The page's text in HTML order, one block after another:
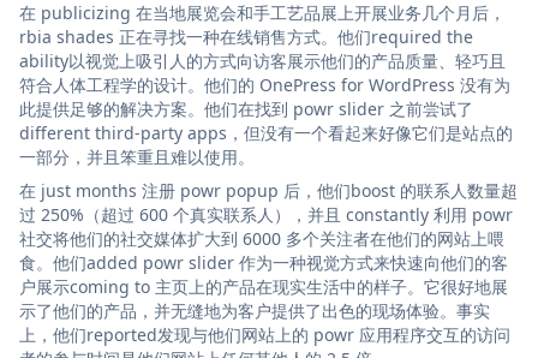
在 publicizing 在当地展览会和手工艺品展上开展业务几个月后，
rbia shades 正在寻找一种在线销售方式。他们required the
ability以视觉上吸引人的方式向访客展示他们的产品质量、轻巧且
符合人体工程学的设计。他们的 OnePress for WordPress 没有为
此提供足够的解决方案。他们在找到 powr slider 之前尝试了
different third-party apps，但没有一个看起来好像它们是站点的
一部分，并且笨重且难以使用。
在 just months 注册 powr popup 后，他们boost 的联系人数量超
过 250%（超过 600 个真实联系人），并且 constantly 利用 powr
社交将他们的社交媒体扩大到 6000 多个关注者在他们的网站上喂
食。他们added powr slider 作为一种视觉方式来快速向他们的客
户展示coming to 主页上的产品在现实生活中的样子。它很好地展
示了他们的产品，并无缝地为客户提供了出色的现场体验。事实
上，他们reported发现与他们网站上的 powr 应用程序交互的访问